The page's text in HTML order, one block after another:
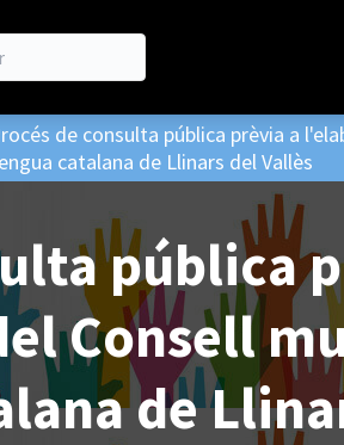
de consulta pública prèvia a
catalana de Llinars del Vallès
pública
Consell
de